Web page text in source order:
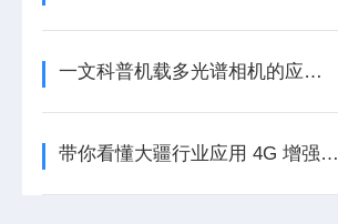
一文科普机载多光谱相机的应用与使用维护
带你看懂大疆行业应用 4G 增强图传！